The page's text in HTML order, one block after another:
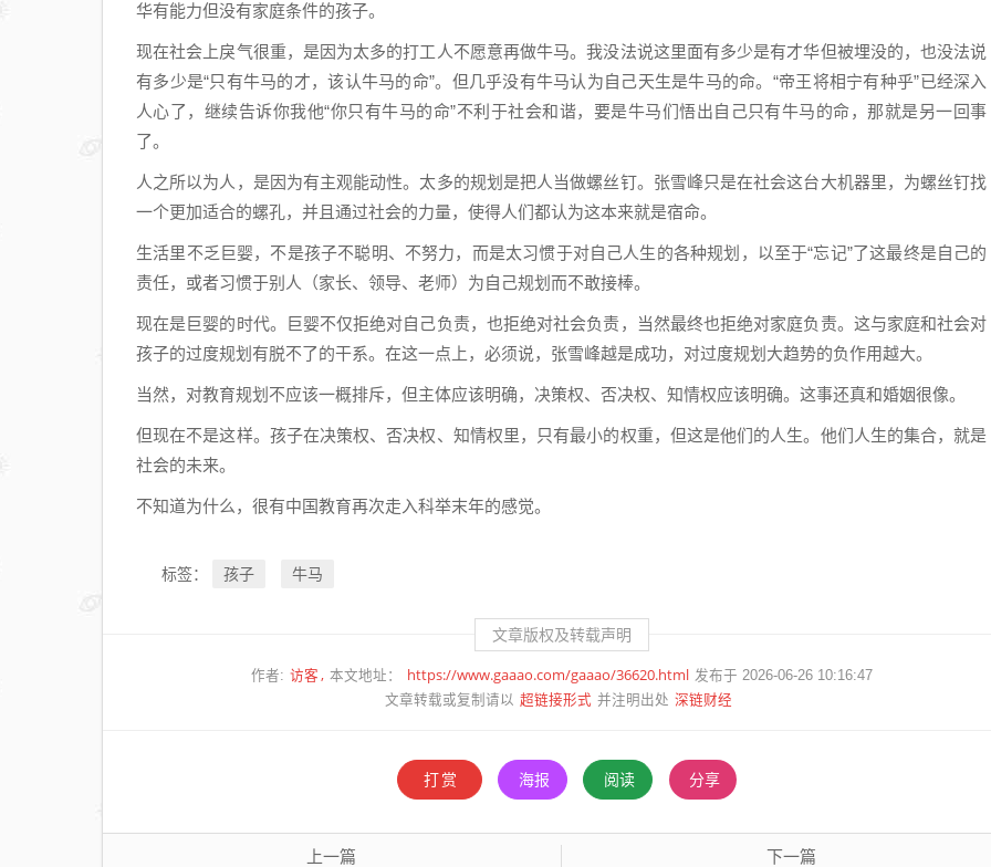
华有能力但没有家庭条件的孩子。
现在社会上戾气很重，是因为太多的打工人不愿意再做牛马。我没法说这里面有多少是有才华但被埋没的，也没法说
有多少是“只有牛马的才，该认牛马的命”。但几乎没有牛马认为自己天生是牛马的命。“帝王将相宁有种乎”已经深入
人心了，继续告诉你我他“你只有牛马的命”不利于社会和谐，要是牛马们悟出自己只有牛马的命，那就是另一回事
了。
人之所以为人，是因为有主观能动性。太多的规划是把人当做螺丝钉。张雪峰只是在社会这台大机器里，为螺丝钉找
一个更加适合的螺孔，并且通过社会的力量，使得人们都认为这本来就是宿命。
生活里不乏巨婴，不是孩子不聪明、不努力，而是太习惯于对自己人生的各种规划，以至于“忘记”了这最终是自己的
责任，或者习惯于别人（家长、领导、老师）为自己规划而不敢接棒。
现在是巨婴的时代。巨婴不仅拒绝对自己负责，也拒绝对社会负责，当然最终也拒绝对家庭负责。这与家庭和社会对
孩子的过度规划有脱不了的干系。在这一点上，必须说，张雪峰越是成功，对过度规划大趋势的负作用越大。
当然，对教育规划不应该一概排斥，但主体应该明确，决策权、否决权、知情权应该明确。这事还真和婚姻很像。
但现在不是这样。孩子在决策权、否决权、知情权里，只有最小的权重，但这是他们的人生。他们人生的集合，就是
社会的未来。
不知道为什么，很有中国教育再次走入科举末年的感觉。
标签： 孩子 牛马
文章版权及转载声明
作者: 访客 本文地址： https://www.gaaao.com/gaaao/36620.html 发布于 2026-06-26 10:16:47
文章转载或复制请以 超链接形式 并注明出处 深链财经
打赏 海报 阅读 分享
上一篇 下一篇